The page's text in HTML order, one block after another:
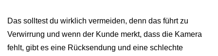
Das solltest du wirklich vermeiden, denn das führt zu
Verwirrung und wenn der Kunde merkt, dass die Kamera
fehlt, gibt es eine Rücksendung und eine schlechte